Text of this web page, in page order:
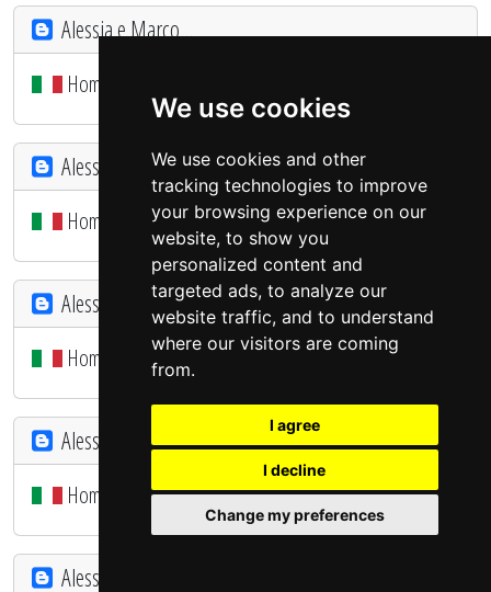
We use cookies
We use cookies and other
tracking technologies to improve
your browsing experience on our
website, to show you
personalized content and
targeted ads, to analyze our
website traffic, and to understand
where our visitors are coming
from.
I agree
I decline
Change my preferences
Alessia e Marco...
Home@Cellarengo: aggiornamento lavori
Alessia e Marco...
Home@Cellarengo: bianco risveglio...
Alessia e Marco...
Home@Cellarengo: paramano completato
Alessia e Marco...
Home@Cellarengo: il paramano
Alessia e Marco...